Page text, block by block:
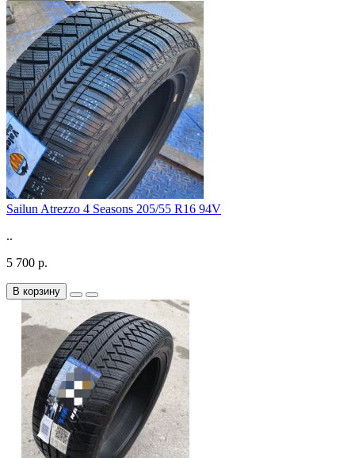
Sailun Atrezzo 4 Seasons 205/55 R16 94V
..
5 700 р.
В корзину